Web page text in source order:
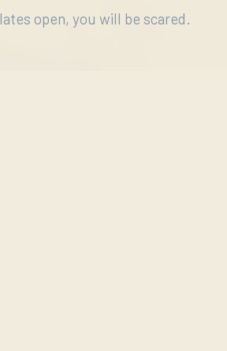
open, you will be scared.